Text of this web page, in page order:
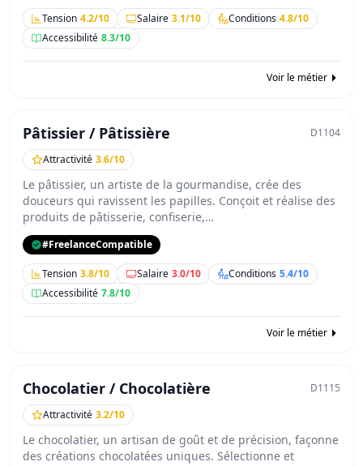
Tension 4.2/10 Salaire 3.1/10 Conditions 4.8/10
Accessibilité 8.3/10
Voir le métier
Pâtissier / Pâtissière
D1104
Attractivité 3.6/10
Le pâtissier, un artiste de la gourmandise, crée des
douceurs qui ravissent les papilles. Conçoit et réalise des
produits de pâtisserie, confiserie,…
#FreelanceCompatible
Tension 3.8/10 Salaire 3.0/10 Conditions 5.4/10
Accessibilité 7.8/10
Voir le métier
Chocolatier / Chocolatière
D1115
Attractivité 3.2/10
Le chocolatier, un artisan de goût et de précision, façonne
des créations chocolatées uniques. Sélectionne et